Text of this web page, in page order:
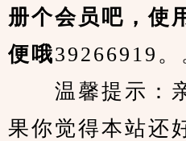
册个会员吧，使
便哦39266919。
温馨提示：亲
果你觉得本站还